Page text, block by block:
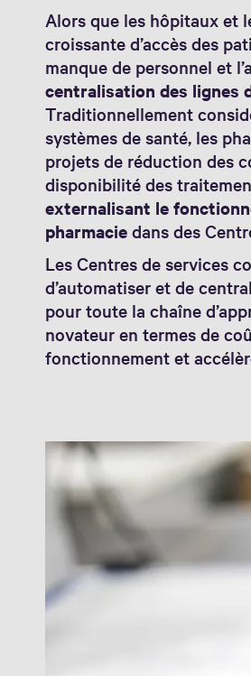
Alors que les hôpitaux et
croissante d’accès des
manque de personnel et
centralisation des lignes
Traditionnellement
systèmes de santé, les
projets de réduction des
disponibilité des
externalisant le
pharmaciedans des
Les Centres de services
d’automatiser et de
pour toute la chaîne
novateur en termes de
fonctionnement et